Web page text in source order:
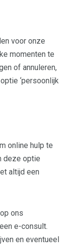
voor onze
momenten te
of annuleren,
‘persoonlijk
online hulp te
deze optie
altijd een
ons
e-consult.
en eventueel